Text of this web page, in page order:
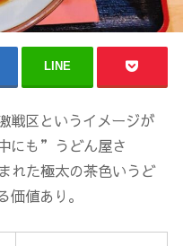
LINE
戦区というイメージが
にも”うどん屋さ
れた極太の茶色いうど
値あり。